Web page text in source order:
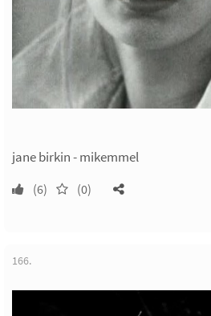
jane birkin - mikemmel
(6) (0)
166.